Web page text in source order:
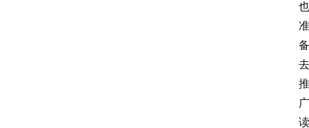
也
准
备
去
推
广
读